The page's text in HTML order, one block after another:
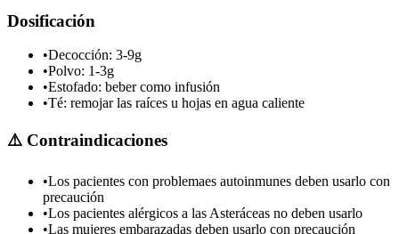
Dosificación
•Decocción: 3-9g
•Polvo: 1-3g
•Estofado: beber como infusión
•Té: remojar las raíces u hojas en agua caliente
⚠️ Contraindicaciones
•Los pacientes con problemaes autoinmunes deben usarlo con
precaución
•Los pacientes alérgicos a las Asteráceas no deben usarlo
•Las mujeres embarazadas deben usarlo con precaución